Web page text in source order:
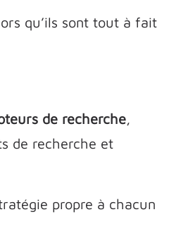
qu’ils sont tout à fait
de recherche,
de recherche et
propre à chacun